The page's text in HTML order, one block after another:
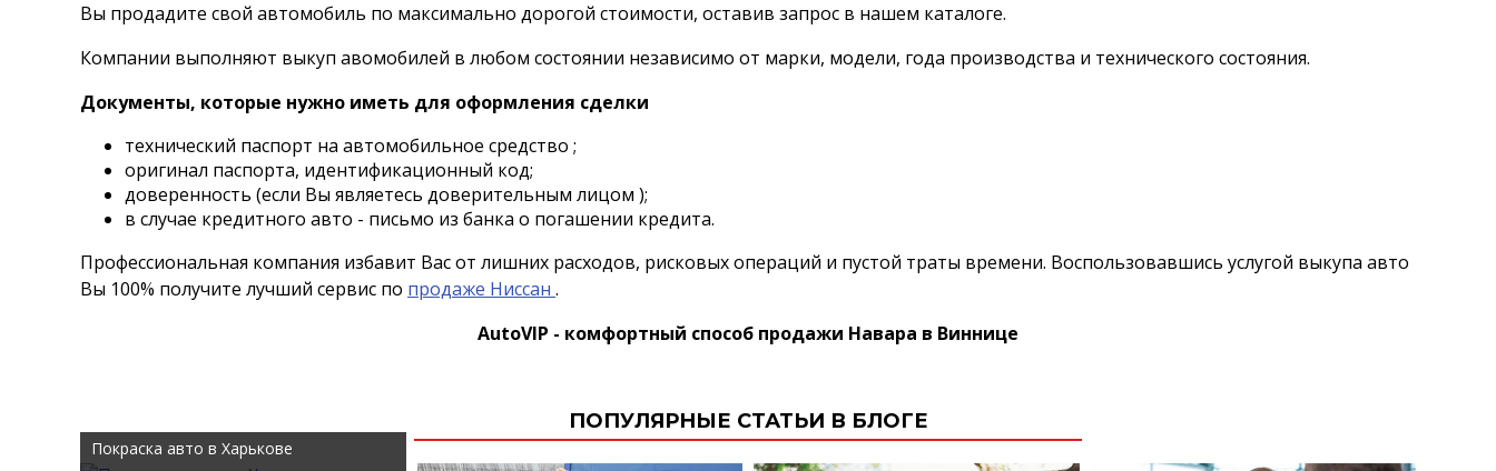
Вы продадите свой автомобиль по максимально дорогой стоимости, оставив запрос в нашем каталоге.
Компании выполняют выкуп авомобилей в любом состоянии независимо от марки, модели, года производства и технического состояния.
Документы, которые нужно иметь для оформления сделки
технический паспорт на автомобильное средство ;
оригинал паспорта, идентификационный код;
доверенность (если Вы являетесь доверительным лицом );
в случае кредитного авто - письмо из банка о погашении кредита.
Профессиональная компания избавит Вас от лишних расходов, рисковых операций и пустой траты времени. Воспользовавшись услугой выкупа авто
Вы 100% получите лучший сервис по продаже Ниссан .
AutoVIP - комфортный способ продажи Навара в Виннице
ПОПУЛЯРНЫЕ СТАТЬИ В БЛОГЕ
Покраска авто в Харькове